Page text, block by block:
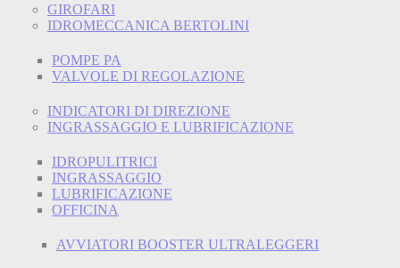
GIROFARI
IDROMECCANICA BERTOLINI
POMPE PA
VALVOLE DI REGOLAZIONE
INDICATORI DI DIREZIONE
INGRASSAGGIO E LUBRIFICAZIONE
IDROPULITRICI
INGRASSAGGIO
LUBRIFICAZIONE
OFFICINA
AVVIATORI BOOSTER ULTRALEGGERI